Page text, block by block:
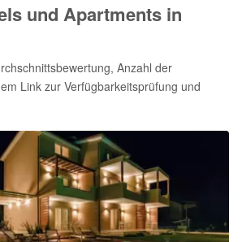
und Apartments in
Anzahl der
Link zur Verfügbarkeitsprüfung und